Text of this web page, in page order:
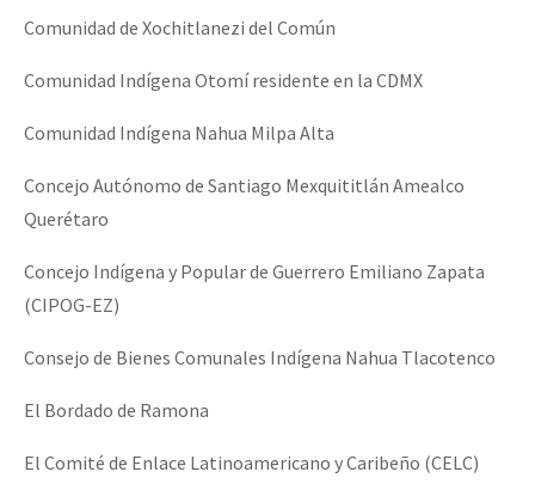
Comunidad de Xochitlanezi del Común
Comunidad Indígena Otomí residente en la CDMX
Comunidad Indígena Nahua Milpa Alta
Concejo Autónomo de Santiago Mexquititlán Amealco
Querétaro
Concejo Indígena y Popular de Guerrero Emiliano Zapata
(CIPOG-EZ)
Consejo de Bienes Comunales Indígena Nahua Tlacotenco
El Bordado de Ramona
El Comité de Enlace Latinoamericano y Caribeño (CELC)